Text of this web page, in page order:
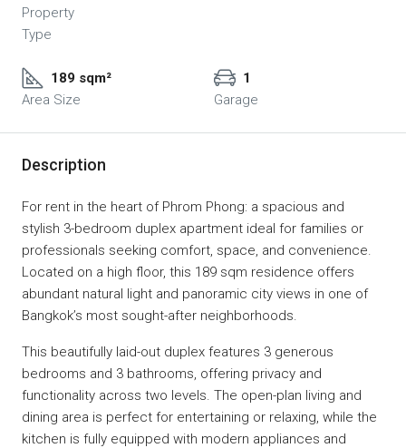
Property
Type
189 sqm²
Area Size
1
Garage
Description
For rent in the heart of Phrom Phong: a spacious and
stylish 3-bedroom duplex apartment ideal for families or
professionals seeking comfort, space, and convenience.
Located on a high floor, this 189 sqm residence offers
abundant natural light and panoramic city views in one of
Bangkok’s most sought-after neighborhoods.
This beautifully laid-out duplex features 3 generous
bedrooms and 3 bathrooms, offering privacy and
functionality across two levels. The open-plan living and
dining area is perfect for entertaining or relaxing, while the
kitchen is fully equipped with modern appliances and